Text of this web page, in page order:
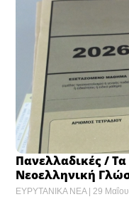
Πανελλαδικές /
Νεοελληνική
ΕΥΡΥΤΑΝΙΚΑ ΝΕΑ 29